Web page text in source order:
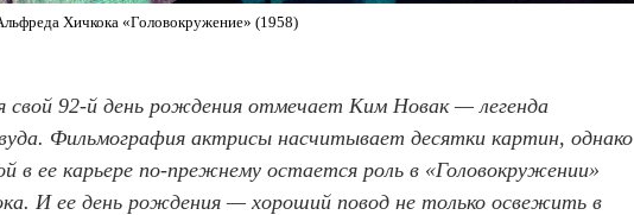
Хичкока «Головокружение» (1958)
свой 92-й день рождения отмечает Ким Новак — легенда
Фильмография актрисы насчитывает десятки картин, однако
в ее карьере по-прежнему остается роль в «Головокружении»
И ее день рождения — хороший повод не только освежить в